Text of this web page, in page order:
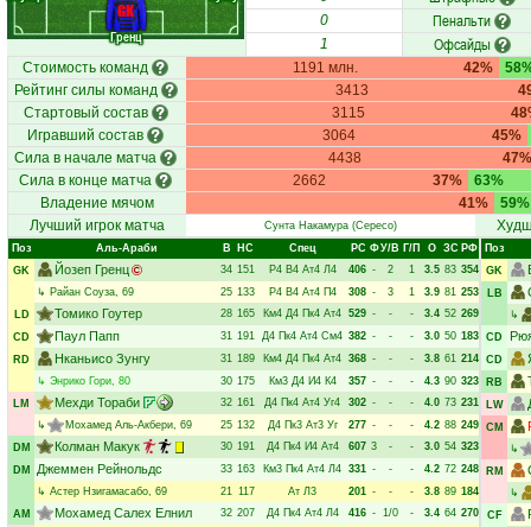
Гренц
GK 0 Пенальти
1 Офсайды
Стоимость команд 1191 млн. 42%
Рейтинг силы команд
3413
Стартовый состав
3115
Игравший состав
3064
45%
Сила в начале матча
4438
47%
Сила в конце матча
2662 37%
63%
Владение мячом
41%
59%
Лучший игрок матча
Сунта Накамура (Сересо)
Поз Аль-Араби В НC Спец РC ФУ/В Г/П О ЗС РФ
GK
Йозеп Гренц 34 151 Р4 В4 Ат4 Л4 406 - 2 1 3.5 83 354
↳ Райан Соуза, 69 25 133 Р4 В4 Ат4 П4 308 - 3 1 3.9 81 253
LD
Томико Гоутер 28 165 Км4 Д4 Пк4 Ат4 529 - - - 3.4 52 269
CD
Паул Папп 31 191 Д4 Пк4 Ат4 См4 382 - - - 3.0 50 183
RD
Нканьисо Зунгу 31 189 Км4 Д4 Пк4 Ат4 368 - - - 3.8 61 214
↳ Энрико Гори, 80 30 175 Км3 Д4 И4 К4 357 - - - 4.3 90 323
LM
Мехди Тораби 32 161 Д4 Пк4 Ат4 Уг4 302 - - - 4.0 73 231
↳
Мохамед Аль-Акбери, 69 25 132 Д4 Пк3 Ат3 Уг 277 - - - 4.2 88 249
DM
Колман Макук 30 191 Д4 Пк4 И4 Ат4 607 3 - - 3.0 54 323
DM
Джеммен Рейнольдс 33 163 Км3 Пк4 Ат4 Л4 331 - - - 4.2 72 248
↳ Астер Нзигамасабо, 69 21 117 Ат Л3 201 - - - 3.8 89 184
AM
Мохамед Салех Елнил 32 207 Д4 Пк4 Ат4 Л4 416 - 1/0 - 3.4 64 270
Поз
GK
LB
↳
CD
CD
RB
LW
CM
↳
RM
↳
CF